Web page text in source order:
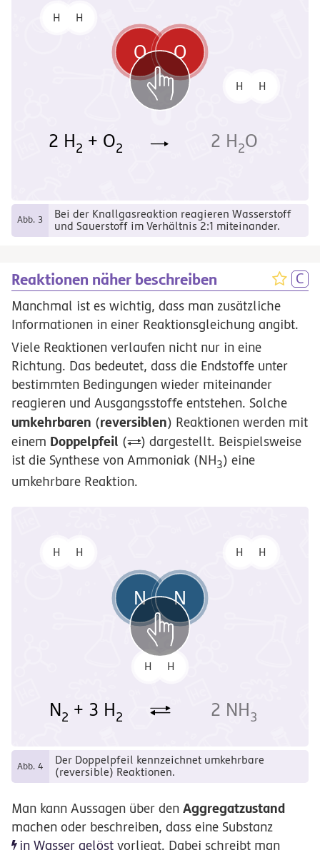
2 H2 + O2 2 H2O
ξ
ξ
ξ
ξ
ξ
ξ
ξ
O
ξ
ξ
ξ
ξ
ξ
ξ
ξ O
H H
H H
Ф
Abb. 3
Bei der Knallgasreaktion reagieren Wasserstoff
und Sauerstoff im Verhältnis 2:1 miteinander.
Reaktionen näher beschreiben
Manchmal ist es wichtig, dass man zusätzliche
Informationen in einer Reaktionsgleichung angibt.
Viele Reaktionen verlaufen nicht nur in eine
Richtung. Das bedeutet, dass die Endstoffe unter
bestimmten Bedingungen wieder miteinander
reagieren und Ausgangsstoffe entstehen. Solche
umkehrbaren (reversiblen) Reaktionen werden mit
einem Doppelpfeil (
) dargestellt. Beispielsweise
ist die Synthese von Ammoniak (NH3) eine
umkehrbare Reaktion.
N2 + 3 H 2 2 NH 3
ξ
ξ
ξ
ξ
ξ
ξ
N
ξ
ξ
ξ
ξ
ξ
ξ N
H H
H H
H H
П
Abb. 4
Der Doppelpfeil kennzeichnet umkehrbare
(reversible) Reaktionen.
Man kann Aussagen über den Aggregatzustand
machen oder beschreiben, dass eine Substanz
in Wasser gelöst vorliegt. Dabei schreibt man